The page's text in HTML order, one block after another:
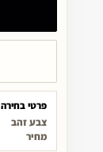
פרטי בחירה
צבע זהב
מחיר